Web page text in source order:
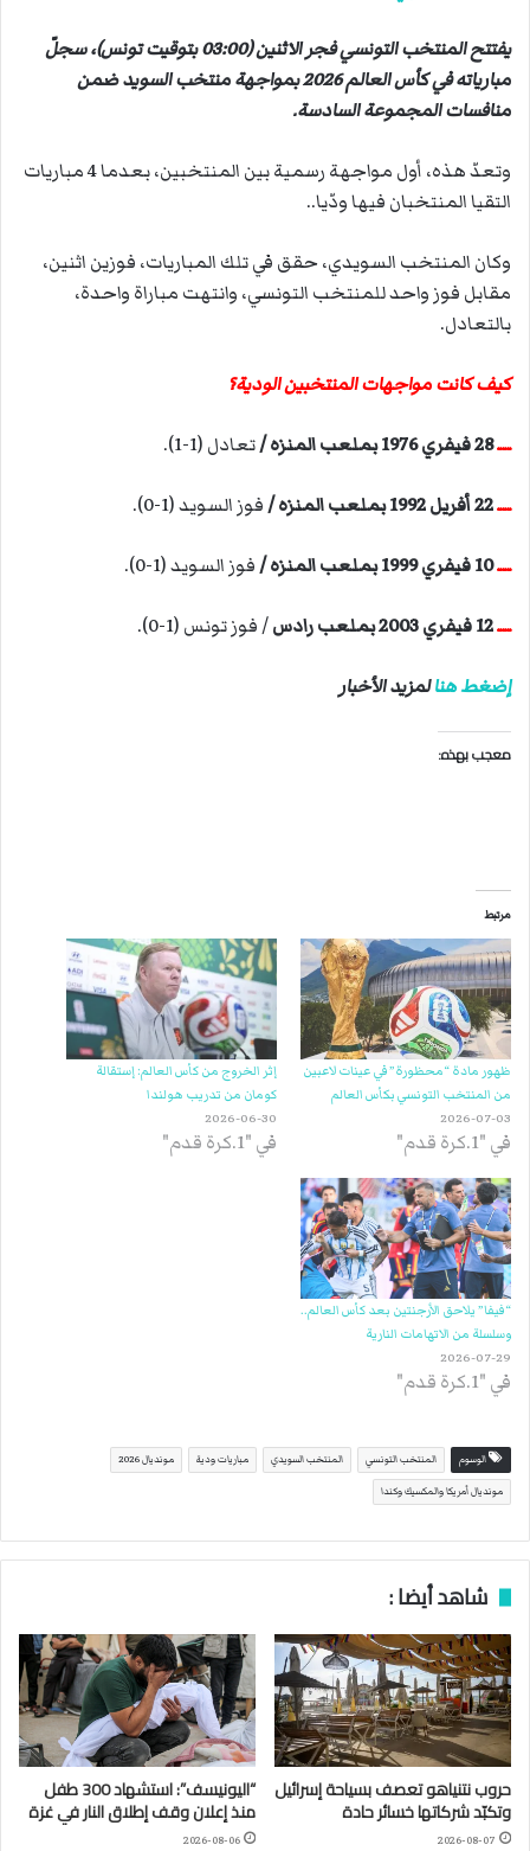
يفتتح المنتخب التونسي فجر الاثنين (03:00 بتوقيت تونس)، سجلّ
مبارياته في كأس العالم 2026 بمواجهة منتخب السويد ضمن
منافسات المجموعة السادسة.
وتعدّ هذه، أول مواجهة رسمية بين المنتخبين، بعدما 4 مباريات
التقيا المنتخبان فيها ودّيا..
وكان المنتخب السويدي، حقق في تلك المباريات، فوزين اثنين،
مقابل فوز واحد للمنتخب التونسي، وانتهت مباراة واحدة،
بالتعادل.
كيف كانت مواجهات المنتخبين الودية؟
ـــ28 فيفري 1976 بملعب المنزه / تعادل (1-1).
ـــ فوز السويد (1-0).
ـــ10 فيفري 1999 بملعب المنزه / فوز السويد (1-0).
ـــ / فوز تونس (1-0).
إضغط هنالمزيد الأخبار
معجب بهذه:
مرتبط
ظهور مادة “محظورة” في عينات لاعبين
من المنتخب التونسي بكأس العالم
2026-07-03
في "1.كرة قدم"
إثر الخروج من كأس العالم: إستقالة
كومان من تدريب هولندا
2026-06-30
في "1.كرة قدم"
“فيفا” يلاحق الأرجنتين بعد كأس العالم..
وسلسلة من الاتهامات النارية
2026-07-29
في "1.كرة قدم"
الوسوم المنتخب التونسي المنتخب السويدي مباريات ودية مونديال 2026
مونديال أمريكا والمكسيك وكندا
شاهد أيضا :
حروب نتنياهو تعصف بسياحة إسرائيل
وتكبّد شركاتها خسائر حادة
2026-08-07
“اليونيسف”: استشهاد 300 طفل
منذ إعلان وقف إطلاق النار في غزة
2026-08-06